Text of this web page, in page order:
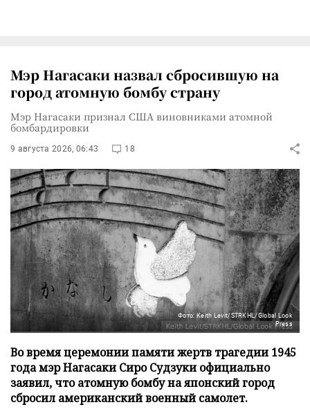
Мэр Нагасаки назвал сбросившую на
город атомную бомбу страну
Мэр Нагасаки признал США виновниками атомной
бомбардировки
9 августа 2026, 06:43 18
Фото: Keith Levit/STRKHL/Global Look
Press
Во время церемонии памяти жертв трагедии 1945
года мэр Нагасаки Сиро Судзуки официально
заявил, что атомную бомбу на японский город
сбросил американский военный самолет.